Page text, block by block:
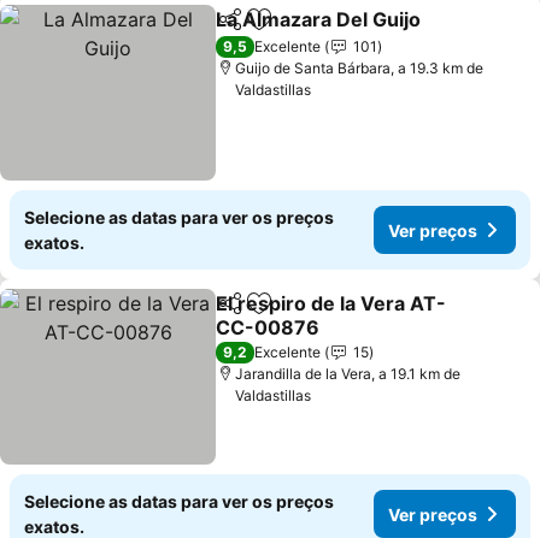
PartilharAdicionar aos favoritos
La Almazara Del Guijo
9,5 Excelente
101
Guijo de Santa Bárbara, a 19.3 km de
Valdastillas
Selecione as datas para ver os preços
exatos.
Ver preços
PartilharAdicionar aos favoritos
El respiro de la Vera AT-
CC-00876
9,2 Excelente
15
Jarandilla de la Vera, a 19.1 km de
Valdastillas
Selecione as datas para ver os preços
exatos.
Ver preços